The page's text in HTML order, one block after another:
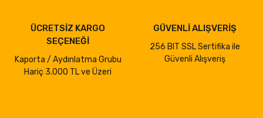
ÜCRETSİZ KARGO
SEÇENEĞİ
Kaporta / Aydınlatma Grubu
Hariç 3.000 TL ve Üzeri
GÜVENLİ ALIŞVERİŞ
256 BIT SSL Sertifika ile
Güvenli Alışveriş